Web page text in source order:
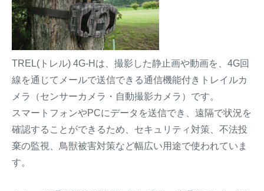
TREL(トレル) 4G-Hは、撮影した静止画や動画を、4G回
線を通じてメールで送信できる通信機能付きトレイルカ
メラ（センサーカメラ・自動撮影カメラ）です。
スマートフォンやPCにデータを送信でき、遠隔で状況を
確認することができるため、セキュリティ対策、不法投
棄の監視、鳥獣被害対策など幅広い用途で使われていま
す。